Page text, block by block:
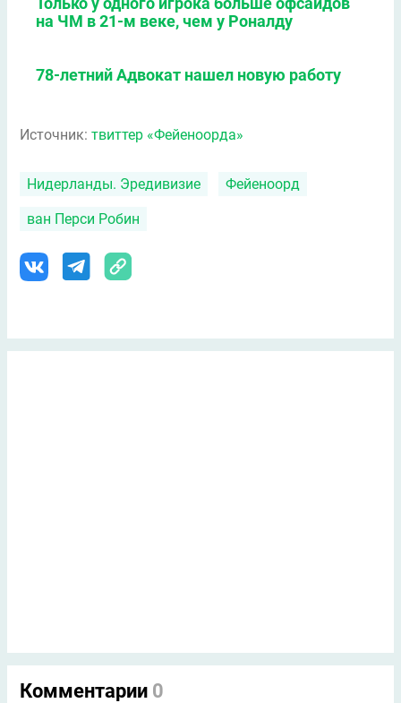
на ЧМ в 21-м веке, чем у Роналду
78-летний Адвокат нашел новую работу
Источник: твиттер «Фейеноорда»
Нидерланды. Эредивизие Фейеноорд
ван Перси Робин
Комментарии 0